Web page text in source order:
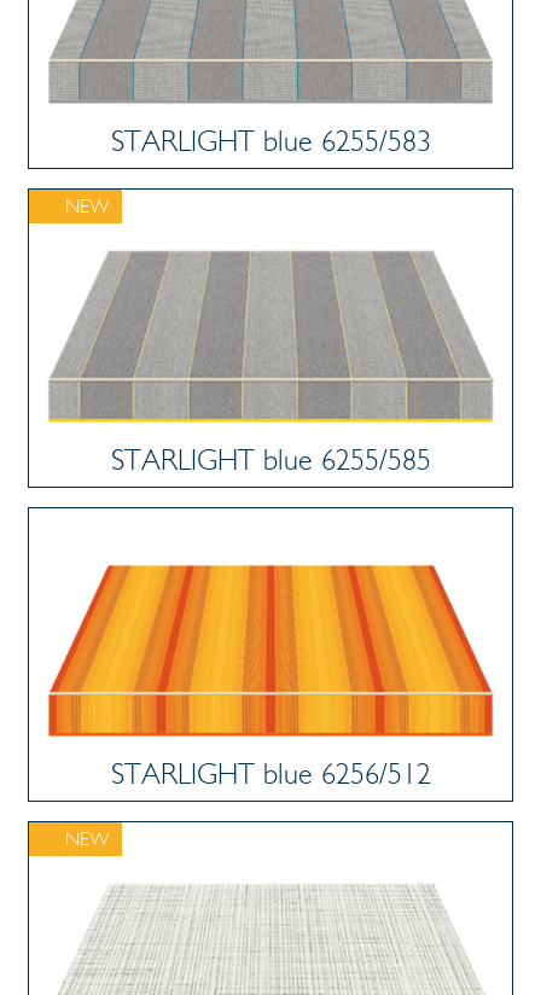
STARLIGHT blue 6255/583
NEW
STARLIGHT blue 6255/585
STARLIGHT blue 6256/512
NEW